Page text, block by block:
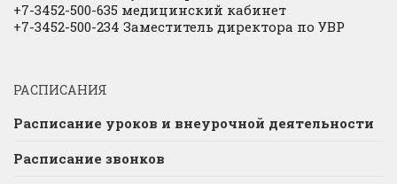
+7-3452-500-635 медицинский кабинет
+7-3452-500-234 Заместитель директора по УВР
РАСПИСАНИЯ
Расписание уроков и внеурочной деятельности
Расписание звонков